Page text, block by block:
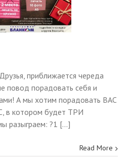
приближается череда
повод порадовать себя и
А мы хотим порадовать ВАС
в котором будет ТРИ
разыграем: ?1 [...]
Read More